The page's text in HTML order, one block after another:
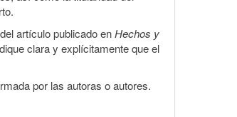
artículo publicado enHechos y
clara y explícitamente que el
por las autoras o autores.